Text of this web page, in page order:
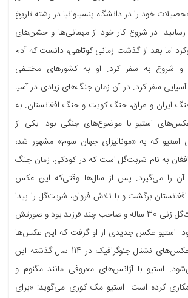
خود را در دانشگاه پنسیلوانیا در رشته تاریخ
رسانید. در شروع کار خود از مهمانی‌ها و جشن‌های
اما بعد از گذشت زمانی کوتاهی، دانست که آدم
شروع به سفر کرد. او به کشورهای مختلفی
سفر کرد. در آن زمان جنگ‌های زیادی در آسیا
ایران و عراق، جنگ کویت و جنگ افغانستان. به
استیو با موضوع‌های جنگی بود. یکی از
که به «مونالیزای جهان سوم» مشهور شد،
به نام شربت‌گل است که در کودکی، زمان جنگ
آن را می‌گیرد. پس از سال‌ها وقتی‌که این عکس
برگشت و با تلاش فروان، شربت‌گل را پیدا
کرد. در آن زمان شربت‌گل زنی 30 ساله و صاحب چند فرزند بود و صورتش
استیو عکس جدیدی از او گرفت که این عکس‌ها
یکی از معروف‌ترین عکس‌های نشنال جئوگرافیک در 114 سال گذشته این
استیو با آژانس‌های معروفی مانند مگنوم و
کرده است. استیو مک کوری می‌گوید: «برای